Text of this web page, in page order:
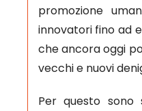
promozione
innovatori fino ad
che ancora oggi
vecchi e nuovi
Per questo